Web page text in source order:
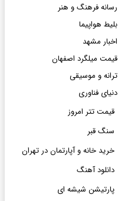
رسانه فرهنگ و هنر
بلیط هواپیما
اخبار مشهد
قیمت میلگرد اصفهان
ترانه و موسیقی
دنیای فناوری
قیمت تتر امروز
سنگ قبر
خرید خانه و آپارتمان در تهران
دانلود آهنگ
پارتیشن شیشه ای